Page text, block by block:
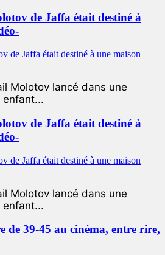
de Jaffa était destiné à
Molotov lancé dans une
enfant...
de Jaffa était destiné à
Molotov lancé dans une
enfant...
de 39-45 au cinéma, entre rire,